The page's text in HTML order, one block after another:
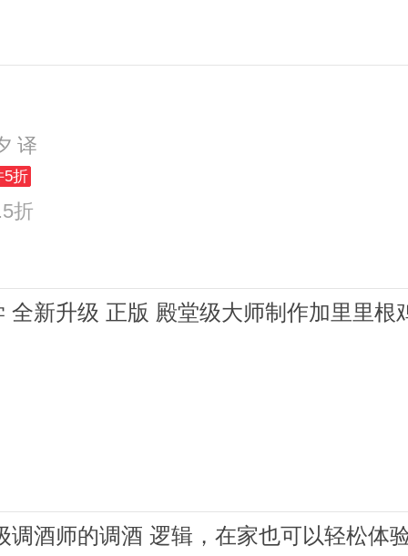
译
5折
折
【正版书籍】调酒学 全新升级 正版 殿堂级大师制作加
回家调一杯 遵循顶级调酒师的调酒 逻辑，在家也可以